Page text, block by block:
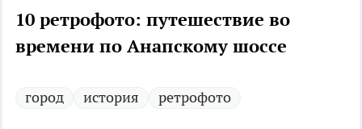
10 ретрофото: путешествие во
времени по Анапскому шоссе
город история ретрофото